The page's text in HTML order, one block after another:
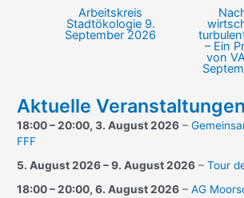
Beitragsnavigation
Arbeitskreis
Stadtökologie 9.
September 2026
– Ein
von
Aktuelle Veranstaltungen
18:00–20:00,3. August 2026 –
FFF
5. August 2026–9. August 2026 –Tour
18:00–20:00,6. August 2026 –AG